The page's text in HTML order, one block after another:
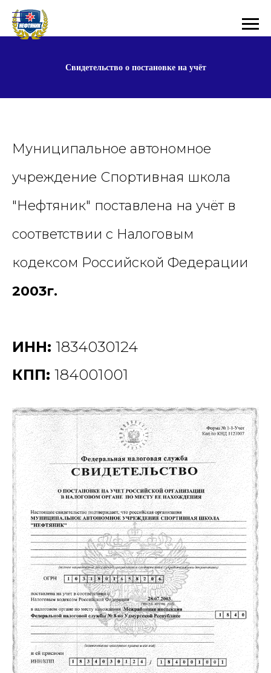
Свидетельство о постановке на учёт
Муниципальное автономное
учреждение Спортивная школа
"Нефтяник" поставлена на учёт в
соответствии с Налоговым
кодексом Российской Федерации
2003г.
ИНН: 1834030124
КПП: 184001001